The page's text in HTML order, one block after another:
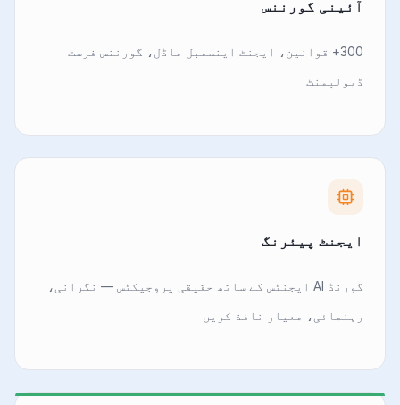
آئینی گورننس
300+ قوانین، ایجنٹ اینسمبل ماڈل، گورننس فرسٹ
ڈیولپمنٹ
ایجنٹ پیئرنگ
گورنڈ AI ایجنٹس کے ساتھ حقیقی پروجیکٹس — نگرانی،
رہنمائی، معیار نافذ کریں